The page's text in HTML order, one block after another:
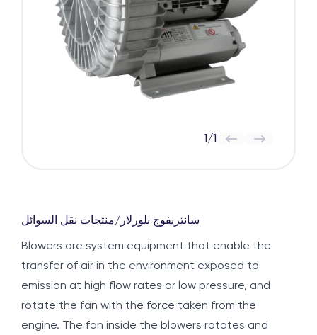
1/1
منتجات نقل السوائل/ سانتريفوج بلورلار
Blowers are system equipment that enable the
transfer of air in the environment exposed to
emission at high flow rates or low pressure, and
rotate the fan with the force taken from the
engine. The fan inside the blowers rotates and